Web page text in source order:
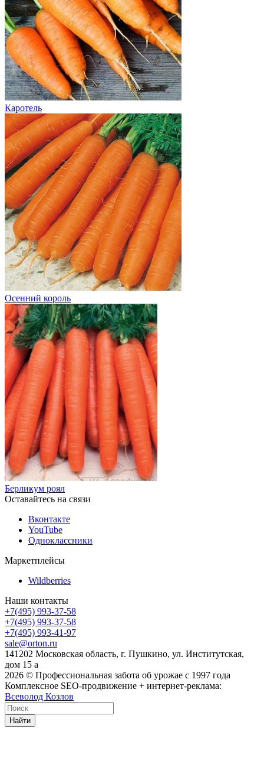
Каротель
Осенний король
Берликум роял
Оставайтесь на связи
Вконтакте
YouTube
Одноклассники
Маркетплейсы
Wildberries
Наши контакты
+7(495) 993-37-58
+7(495) 993-37-58
+7(495) 993-41-97
sale@orton.ru
141202 Московская область, г. Пушкино, ул. Институтская,
дом 15 а
2026 © Профессиональная забота об урожае с 1997 года
Комплексное SEO-продвижение + интернет-реклама:
Всеволод Козлов
Найти